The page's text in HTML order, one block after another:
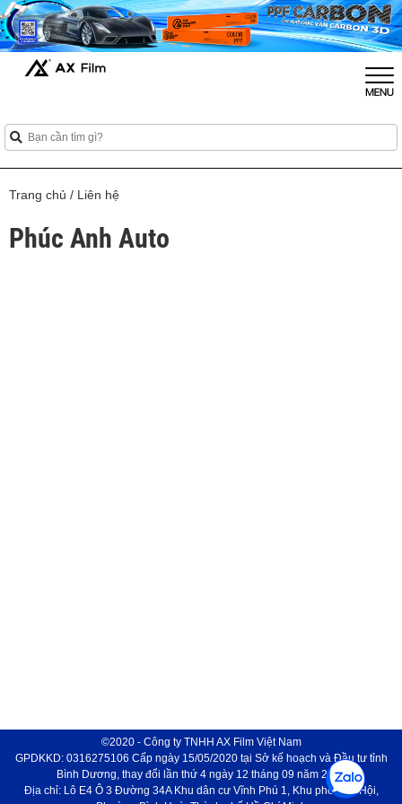
Trang chủ / Liên hệ
Phúc Anh Auto
©2020 - Công ty TNHH AX Film Việt Nam
GPDKKD: 0316275106 Cấp ngày 15/05/2020 tại Sở kế hoạch và Đầu tư tỉnh
Bình Dương, thay đổi lần thứ 4 ngày 12 tháng 09 năm 2024
Địa chỉ: Lô E4 Ô 3 Đường 34A Khu dân cư Vĩnh Phú 1, Khu phố Phú Hội,